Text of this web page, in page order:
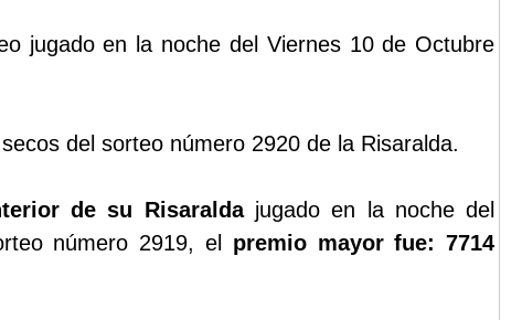
jugado en la noche del Viernes 10 de Octubre
del sorteo número 2920 de la Risaralda.
de su Risaraldajugado en la noche del
número 2919, el premio mayor fue: 7714